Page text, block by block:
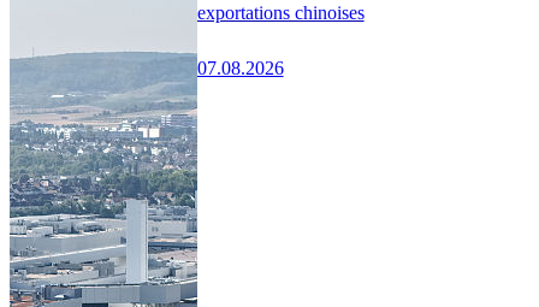
exportations chinoises
07.08.2026